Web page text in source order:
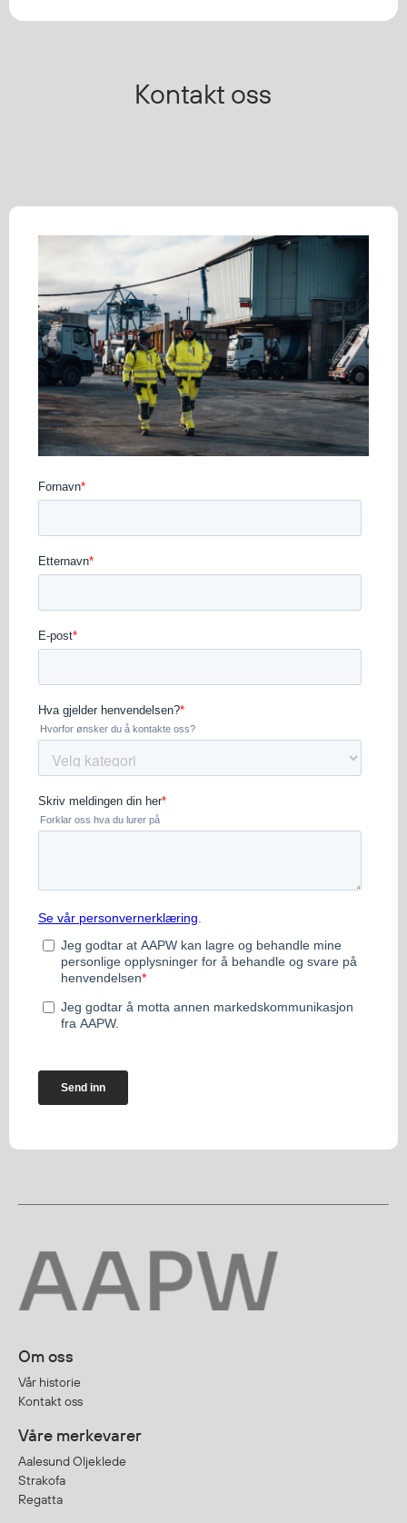
Kontakt oss
Om oss
Vår historie
Kontakt oss
Våre merkevarer
Aalesund Oljeklede
Strakofa
Regatta